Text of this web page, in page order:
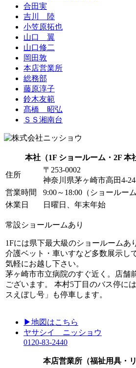
合田実
吉川 陸
小笠原拓也
山口 翼
山口修二
岡田敦
本店営業所
総務部
藤原淳子
鈴木友範
髙橋 昭弘
ＳＳ湘南台
本社 （1F ショールーム・2F 本
住所
〒253-0002
神奈川県茅ヶ崎市高田4-
営業時間
9:00～18:00（ショールー
休業日
日曜日、年末年始
常設ショールームあり
1Fには県下最大級のショールームあ
介護ベット・車いすなど多数展示し
気軽にお越し下さい。
茅ヶ崎市市立病院のすぐ近く。店舗
ございます。 本村5丁目のバス停に
スえぼし号」も停車します。
▶地図はこちら
ヤサシイ ニッショウ
0120-83-2440
本店営業所 （福祉用具・